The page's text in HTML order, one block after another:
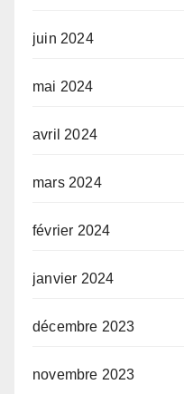
juin 2024
mai 2024
avril 2024
mars 2024
février 2024
janvier 2024
décembre 2023
novembre 2023